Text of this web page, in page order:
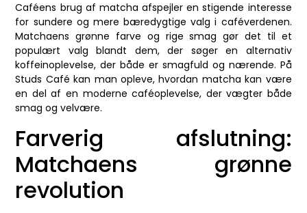
Caféens brug af matcha afspejler en stigende interesse
for sundere og mere bæredygtige valg i caféverdenen.
Matchaens grønne farve og rige smag gør det til et
populært valg blandt dem, der søger en alternativ
koffeinoplevelse, der både er smagfuld og nærende. På
Studs Café kan man opleve, hvordan matcha kan være
en del af en moderne caféoplevelse, der vægter både
smag og velvære.
Farverig afslutning:
Matchaens grønne
revolution